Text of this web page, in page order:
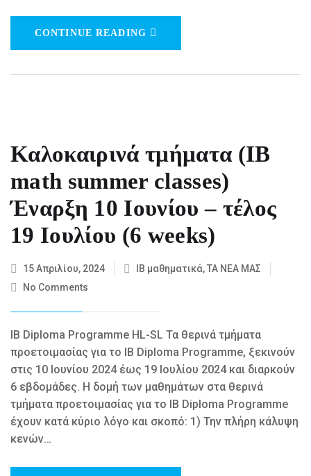
CONTINUE READING
Καλοκαιρινά τμήματα (IB
math summer classes)
Έναρξη 10 Ιουνίου – τέλος
19 Ιουλίου (6 weeks)
15 Απριλίου, 2024 IB μαθηματικά,ΤΑ ΝΕΑ ΜΑΣ
No Comments
IB Diploma Programme HL-SL Τα θερινά τμήματα
προετοιμασίας για το IB Diploma Programme, ξεκινούν
στις 10 Ιουνίου 2024 έως 19 Ιουλίου 2024 και διαρκούν
6 εβδομάδες. Η δομή των μαθημάτων στα θερινά
τμήματα προετοιμασίας για το IB Diploma Programme
έχουν κατά κύριο λόγο και σκοπό: 1) Την πλήρη κάλυψη
κενών…